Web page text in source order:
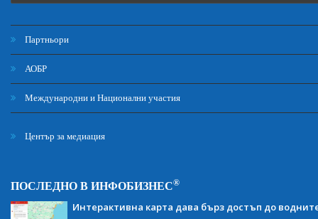
Партньори
АОБР
Международни и Национални участия
Център за медиация
ПОСЛЕДНО В ИНФОБИЗНЕС®
Интерактивна карта дава бърз достъп до